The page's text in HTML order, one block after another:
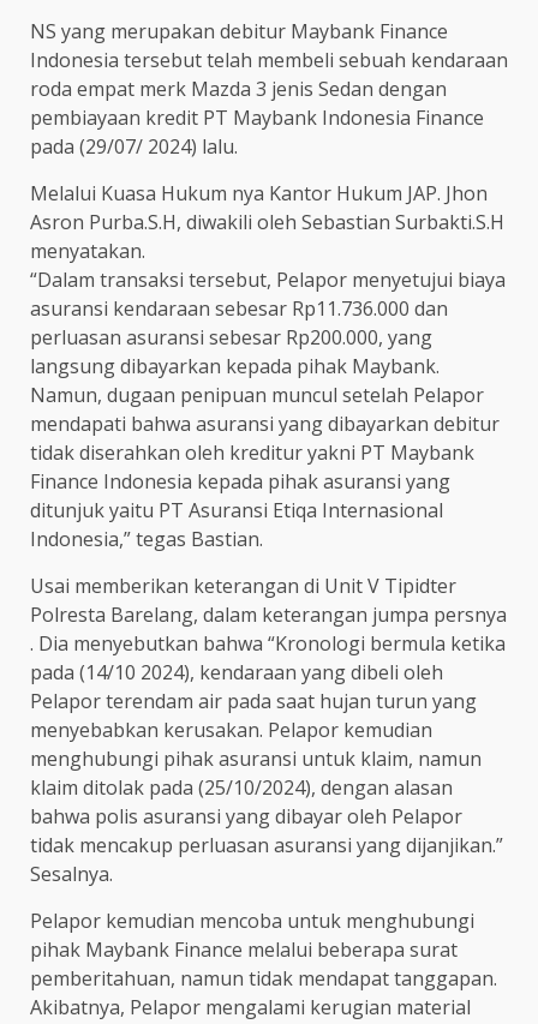
NS yang merupakan debitur Maybank Finance
Indonesia tersebut telah membeli sebuah kendaraan
roda empat merk Mazda 3 jenis Sedan dengan
pembiayaan kredit PT Maybank Indonesia Finance
pada (29/07/ 2024) lalu.
Melalui Kuasa Hukum nya Kantor Hukum JAP. Jhon
Asron Purba.S.H, diwakili oleh Sebastian Surbakti.S.H
menyatakan.
“Dalam transaksi tersebut, Pelapor menyetujui biaya
asuransi kendaraan sebesar Rp11.736.000 dan
perluasan asuransi sebesar Rp200.000, yang
langsung dibayarkan kepada pihak Maybank.
Namun, dugaan penipuan muncul setelah Pelapor
mendapati bahwa asuransi yang dibayarkan debitur
tidak diserahkan oleh kreditur yakni PT Maybank
Finance Indonesia kepada pihak asuransi yang
ditunjuk yaitu PT Asuransi Etiqa Internasional
Indonesia,” tegas Bastian.
Usai memberikan keterangan di Unit V Tipidter
Polresta Barelang, dalam keterangan jumpa persnya
. Dia menyebutkan bahwa “Kronologi bermula ketika
pada (14/10 2024), kendaraan yang dibeli oleh
Pelapor terendam air pada saat hujan turun yang
menyebabkan kerusakan. Pelapor kemudian
menghubungi pihak asuransi untuk klaim, namun
klaim ditolak pada (25/10/2024), dengan alasan
bahwa polis asuransi yang dibayar oleh Pelapor
tidak mencakup perluasan asuransi yang dijanjikan.”
Sesalnya.
Pelapor kemudian mencoba untuk menghubungi
pihak Maybank Finance melalui beberapa surat
pemberitahuan, namun tidak mendapat tanggapan.
Akibatnya, Pelapor mengalami kerugian material